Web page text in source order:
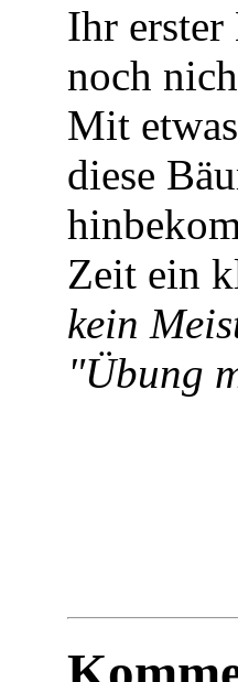
Ihr
noch
Mit
diese
Zeit ein
kein
"Übung